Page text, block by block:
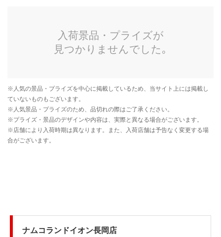
ナムコランドイオン長岡店